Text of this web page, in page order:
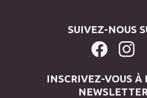
SUIVEZ-NOUS
INSCRIVEZ-VOUS À
NEWSLETTER